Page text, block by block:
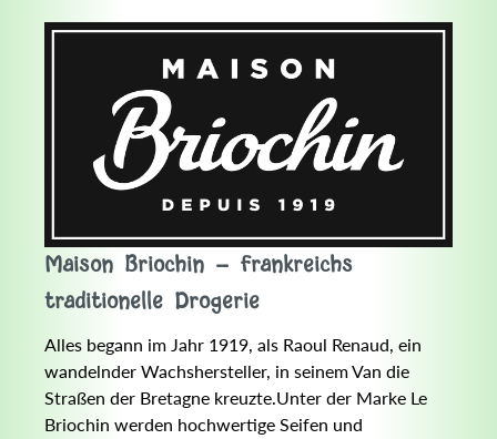
Maison Briochin - Frankreichs
traditionelle Drogerie
Alles begann im Jahr 1919, als Raoul Renaud, ein
wandelnder Wachshersteller, in seinem Van die
Straßen der Bretagne kreuzte.Unter der Marke Le
Briochin werden hochwertige Seifen und